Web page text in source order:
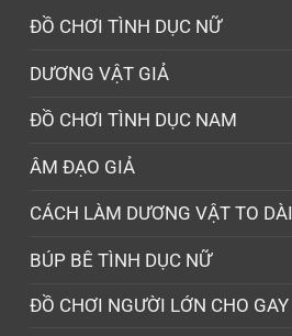
ĐỒ CHƠI TÌNH DỤC NỮ
DƯƠNG VẬT GIẢ
ĐỒ CHƠI TÌNH DỤC NAM
ÂM ĐẠO GIẢ
CÁCH LÀM DƯƠNG VẬT TO DÀI
BÚP BÊ TÌNH DỤC NỮ
ĐỒ CHƠI NGƯỜI LỚN CHO GAY